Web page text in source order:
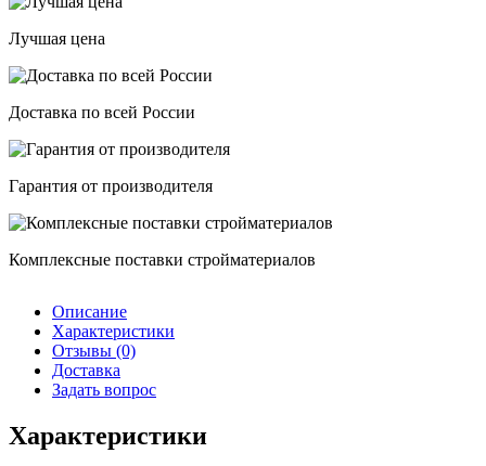
Лучшая цена
Доставка по всей России
Гарантия от производителя
Комплексные поставки стройматериалов
Описание
Характеристики
Отзывы (0)
Доставка
Задать вопрос
Характеристики